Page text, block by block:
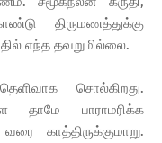
திருமணத்துக்கு
எந்த தவறுமில்லை.
சொல்கிறது.
தாமே பாராமரிக்க
காத்திருக்குமாறு.